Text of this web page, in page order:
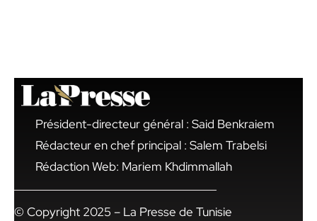
Président-directeur général : Said Benkraiem
Rédacteur en chef principal : Salem Trabelsi
Rédaction Web: Mariem Khdimmallah
© Copyright 2025 – La Presse de Tunisie